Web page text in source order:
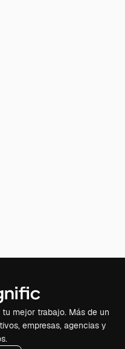
mejor trabajo. Más de un
empresas, agencias y